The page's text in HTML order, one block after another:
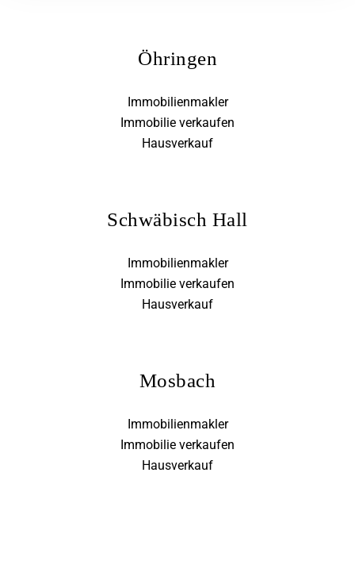
Öhringen
Immobilienmakler
Immobilie verkaufen
Hausverkauf
Schwäbisch Hall
Immobilienmakler
Immobilie verkaufen
Hausverkauf
Mosbach
Immobilienmakler
Immobilie verkaufen
Hausverkauf